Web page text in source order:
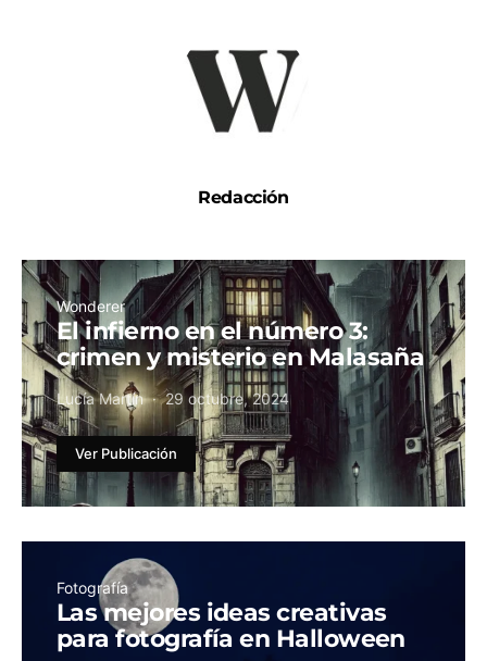
Redacción
Wonderer
El infierno en el número 3:
crimen y misterio en Malasaña
Lucía Martín 29 octubre, 2024
Ver Publicación
Fotografía
Las mejores ideas creativas
para fotografía en Halloween